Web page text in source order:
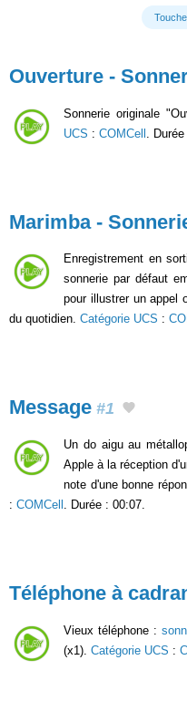
Ouverture -
Sonnerie originale
UCS : COMCell .
Marimba -
Enregistrement en
sonnerie par défaut
pour illustrer un appel
du quotidien. Catégorie UCS :
Message #1
Un do aigu au
Apple à la réception
note d'une bonne
: COMCell
. Durée : 00:07.
Téléphone à
Vieux téléphone :
(x1). Catégorie UCS :